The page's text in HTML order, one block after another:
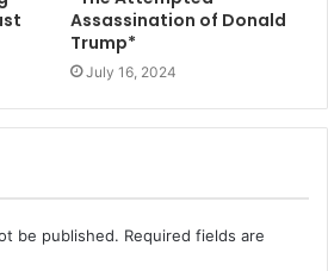
Assassination of Donald
Trump*
July 16, 2024
be published. Required fields are